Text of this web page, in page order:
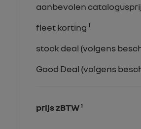
aanbevolen
fleet korting 1
stock deal (volgens
Good Deal (volgens
prijs zBTW 1